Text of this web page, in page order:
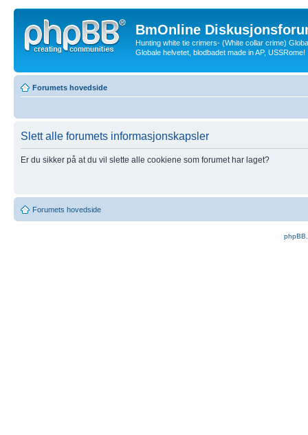
BmOnline
Hunting white tie crimers- (White collar crime)
Globale helvetet, blodbadet made in AP, USSRome!
Forumets hovedside
Slett alle forumets informasjonskapsler
Er du sikker på at du vil slette alle cookiene som forumet har laget?
Forumets hovedside